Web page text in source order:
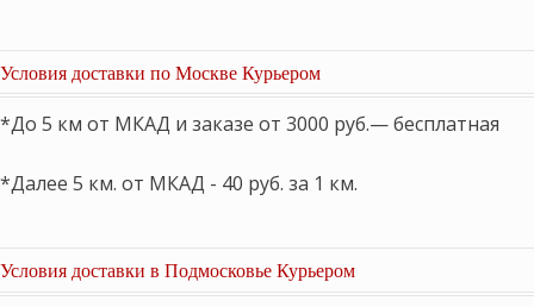
Условия доставки по Москве Курьером
*До 5 км от МКАД и заказе от 3000 руб.— бесплатная
*Далее 5 км. от МКАД - 40 руб. за 1 км.
Условия доставки в Подмосковье Курьером